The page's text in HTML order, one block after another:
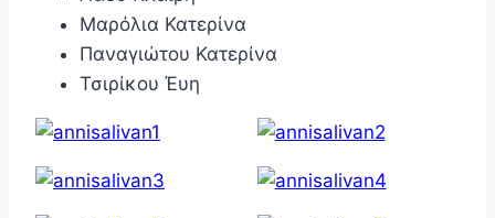
Μαρόλια Κατερίνα
Παναγιώτου Κατερίνα
Τσιρίκου Έυη